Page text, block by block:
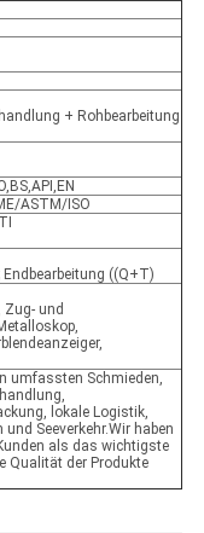
+ Rohbearbeitung
ASTM/ISO
((Q+T)
Zug- und
umfassten Schmieden,
lokale Logistik,
Seeverkehr.Wir haben
als das wichtigste
Qualität der Produkte